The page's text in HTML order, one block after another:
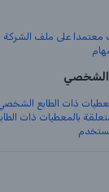
معتمدا على ملف الشركة
الشخصي
ذات الطابع
بالمعطيات ذات